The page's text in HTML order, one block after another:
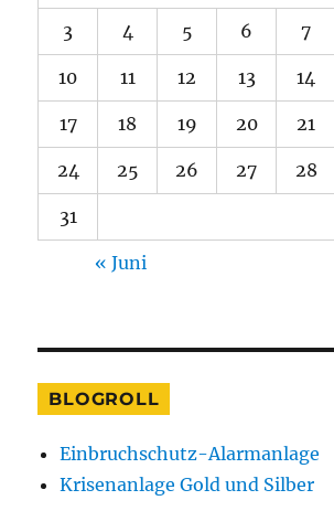
3 4 5 6 7
10 11 12 13 14
17 18 19 20 21
24 25 26 27 28
31
« Juni
BLOGROLL
Einbruchschutz-Alarmanlage
Krisenanlage Gold und Silber